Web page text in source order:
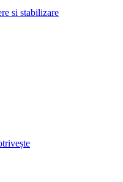
si stabilizare